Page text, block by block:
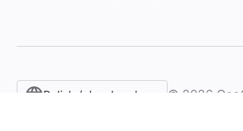
Polish / Język polski‎ © 2026